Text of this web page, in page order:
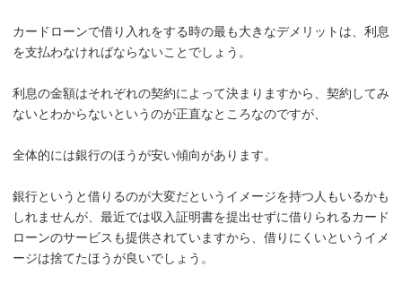
カードローンで借り入れをする時の最も大きなデメリットは、利息
を支払わなければならないことでしょう。
利息の金額はそれぞれの契約によって決まりますから、契約してみ
ないとわからないというのが正直なところなのですが、
全体的には銀行のほうが安い傾向があります。
銀行というと借りるのが大変だというイメージを持つ人もいるかも
しれませんが、最近では収入証明書を提出せずに借りられるカード
ローンのサービスも提供されていますから、借りにくいというイメ
ージは捨てたほうが良いでしょう。